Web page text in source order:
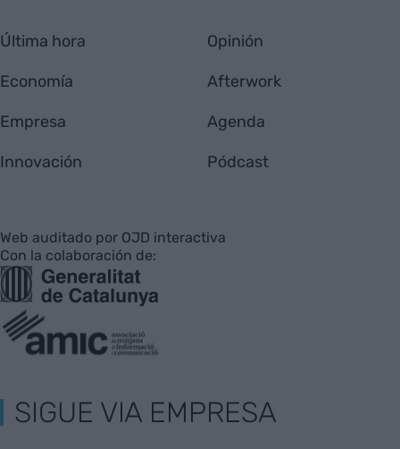
Última hora
Economía
Empresa
Innovación
Opinión
Afterwork
Agenda
Pódcast
Web auditado por OJD interactiva
Con la colaboración de:
SIGUE VIA EMPRESA